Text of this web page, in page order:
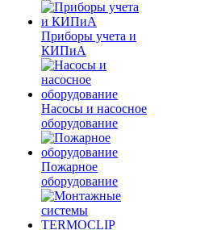
Приборы учета и
КИПиА
Насосы и насосное
оборудование
Пожарное
оборудование